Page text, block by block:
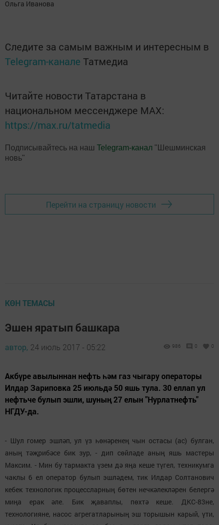
Ольга Иванова
Следите за самым важным и интересным в
Telegram-канале Татмедиа
Читайте новости Татарстана в
национальном мессенджере MАХ:
https://max.ru/tatmedia
Подписывайтесь на наш Telegram-канал "Шешминская
новь"
Перейти на страницу новости
КӨН ТЕМАСЫ
Эшен яратып башкара
автор, 24 июль 2017 - 05:22 986 0 0
Акбүре авылыннан нефть һәм газ чыгару операторы
Илдар Зариповка 25 июльдә 50 яшь тула. 30 еллап ул
нефтьче булып эшли, шуның 27 елын "Нурлатнефть"
НГДУ-да.
- Шул гомер эшләп, ул үз һөнәренең чын остасы (ас) булган,
аның тәҗрибәсе бик зур, - дип сөйләде аның яшь мастеры
Максим. - Мин бу тармакта үзем дә яңа кеше түгел, техникумга
чаклы 6 ел оператор булып эшләдем, тик Илдар Солтанович
кебек технологик процессларның бөтен нечкәлекләрен белергә
миңа ерак әле. Бик җаваплы, пөхтә кеше. ДКС-83не,
технологияне, насос агрегатларының эш торышын карый, үти,